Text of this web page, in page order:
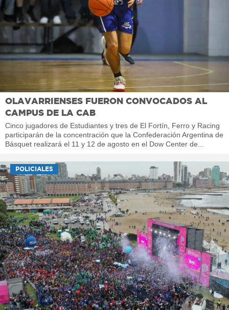
OLAVARRIENSES FUERON CONVOCADOS AL
CAMPUS DE LA CAB
Cinco jugadores de Estudiantes y tres de El Fortín, Ferro y Racing
participarán de la concentración que la Confederación Argentina de
Básquet realizará el 11 y 12 de agosto en el Dow Center de...
POLICIALES